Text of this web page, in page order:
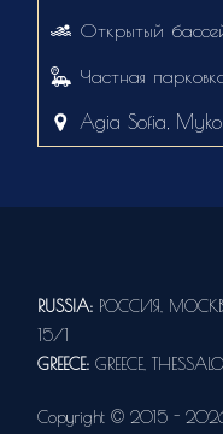
Открытый
Частная
Agia Sofia,
RUSSIA: РОССИЯ,
15/1
GREECE:GREECE,
Copyright © 2015 -